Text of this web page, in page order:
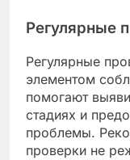
Регулярные
Регулярные
элементом
помогают
стадиях и
проблемы.
проверки не